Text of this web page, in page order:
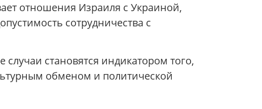
отношения Израиля с Украиной,
сотрудничества с
становятся индикатором того,
обменом и политической